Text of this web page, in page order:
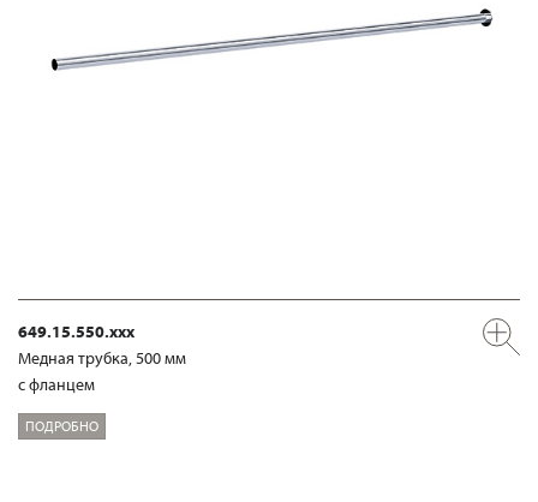
649.15.550.xxx
Медная трубка, 500 мм
с фланцем
ПОДРОБНО